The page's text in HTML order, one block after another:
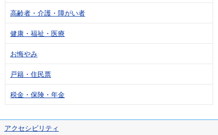
高齢者・介護・障がい者
健康・福祉・医療
お悔やみ
戸籍・住民票
税金・保険・年金
アクセシビリティ